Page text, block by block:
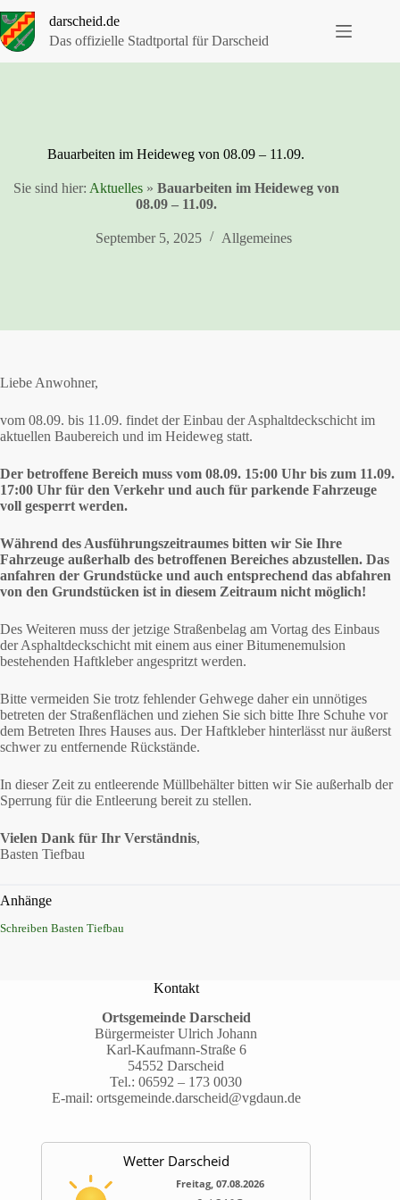
Inhalt
springen
darscheid.de
Das offizielle Stadtportal für Darscheid
Bauarbeiten im Heideweg von 08.09 – 11.09.
Sie sind hier: Aktuelles» Bauarbeiten im Heideweg von
08.09 – 11.09.
September 5, 2025 Allgemeines
Liebe Anwohner,
vom 08.09. bis 11.09. findet der Einbau der Asphaltdeckschicht im
aktuellen Baubereich und im Heideweg statt.
Der betroffene Bereich muss vom 08.09. 15:00 Uhr bis zum 11.09.
17:00 Uhr für den Verkehr und auch für parkende Fahrzeuge
voll gesperrt werden.
Während des Ausführungszeitraumes bitten wir Sie Ihre
Fahrzeuge außerhalb des betroffenen Bereiches abzustellen. Das
anfahren der Grundstücke und auch entsprechend das abfahren
von den Grundstücken ist in diesem Zeitraum nicht möglich!
Des Weiteren muss der jetzige Straßenbelag am Vortag des Einbaus
der Asphaltdeckschicht mit einem aus einer Bitumenemulsion
bestehenden Haftkleber angespritzt werden.
Bitte vermeiden Sie trotz fehlender Gehwege daher ein unnötiges
betreten der Straßenflächen und ziehen Sie sich bitte Ihre Schuhe vor
dem Betreten Ihres Hauses aus. Der Haftkleber hinterlässt nur äußerst
schwer zu entfernende Rückstände.
In dieser Zeit zu entleerende Müllbehälter bitten wir Sie außerhalb der
Sperrung für die Entleerung bereit zu stellen.
Vielen Dank für Ihr Verständnis,
Basten Tiefbau
Anhänge
Schreiben Basten Tiefbau
Kontakt
Ortsgemeinde Darscheid
Bürgermeister Ulrich Johann
Karl-Kaufmann-Straße 6
54552 Darscheid
Tel.:06592 – 173 0030
E-mail: ortsgemeinde.darscheid@vgdaun.de
Wetter Darscheid
Freitag, 07.08.2026